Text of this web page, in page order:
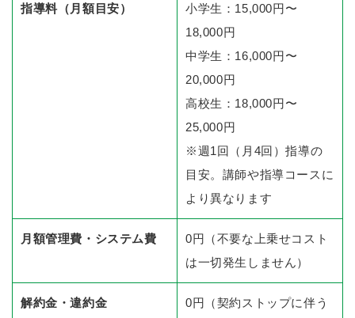
指導料（月額目安）
小学生：15,000円〜
18,000円
中学生：16,000円〜
20,000円
高校生：18,000円〜
25,000円
※週1回（月4回）指導の
目安。講師や指導コースに
より異なります
月額管理費・システム費
0円（不要な上乗せコスト
は一切発生しません）
解約金・違約金
0円（契約ストップに伴う